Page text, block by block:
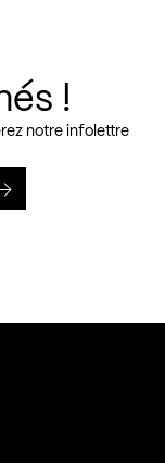
!
notre infolettre